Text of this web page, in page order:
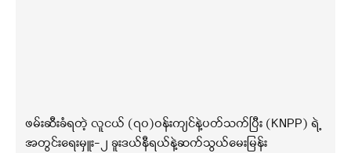
ဖမ်းဆီးခံရတဲ့ လူငယ် (၇၀)ဝန်းကျင်နဲ့ပတ်သက်ပြီး (KNPP) ရဲ့
အတွင်းရေးမှူး-၂ ခူးဒယ်နီရယ်နဲ့ဆက်သွယ်မေးမြန်း